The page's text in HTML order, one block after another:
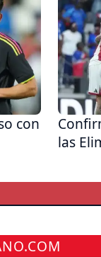
con
las